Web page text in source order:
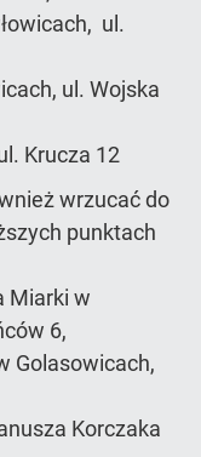
ul.
ul. Wojska
Krucza 12
wrzucać do
punktach
Miarki w
6,
Golasowicach,
Korczaka